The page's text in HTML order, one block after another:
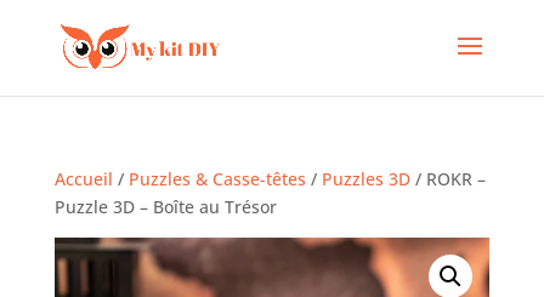
Accueil / Puzzles & Casse-têtes / Puzzles 3D/ ROKR –
Puzzle 3D – Boîte au Trésor